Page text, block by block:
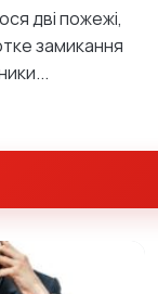
дві пожежі,
замикання